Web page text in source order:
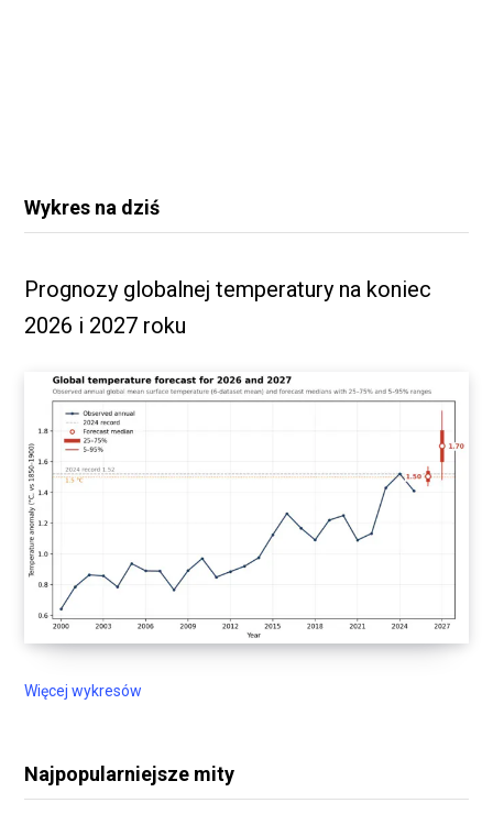
Wykres na dziś
Prognozy globalnej temperatury na koniec
2026 i 2027 roku
Więcej wykresów
Najpopularniejsze mity